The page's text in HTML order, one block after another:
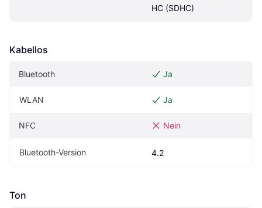
HC (SDHC)
Kabellos
Bluetooth Ja
WLAN Ja
NFC Nein
Bluetooth-Version 4.2
Ton